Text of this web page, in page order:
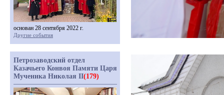
основан 28 сентября 2022 г.
Другие события
Петрозаводский отдел
Казачьего Конвоя Памяти Царя
Мученика Николая II(179)